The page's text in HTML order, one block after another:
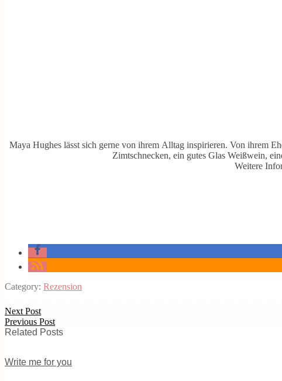
Maya Hughes lässt sich gerne von ihrem Alltag inspirieren. Von ihrem
Zimtschnecken, ein gutes Glas Weißwein,
Weitere
Category: Rezension
Next Post
Previous Post
Related Posts
Write me for you